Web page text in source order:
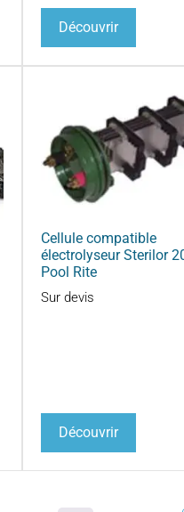
Découvrir
Cellule compatible
électrolyseur Sterilor
Pool Rite
Sur devis
Découvrir